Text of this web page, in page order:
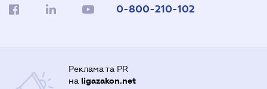
0-800-210-102
Реклама та PR
на ligazakon.net